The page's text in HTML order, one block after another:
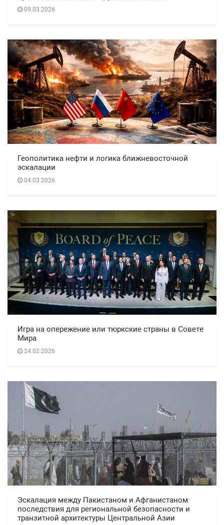
09.03.2026
Геополитика нефти и логика ближневосточной
эскалации
04.03.2026
Игра на опережение или тюркские страны в Совете
Мира
24.02.2026
Эскалация между Пакистаном и Афганистаном:
последствия для региональной безопасности и
транзитной архитектуры Центральной Азии